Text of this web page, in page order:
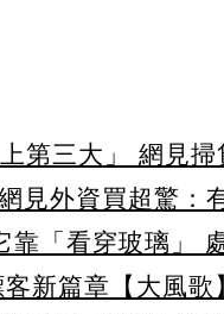
第三大」 網見
見外資買超驚：
靠「看穿玻璃」
新篇章【大風歌